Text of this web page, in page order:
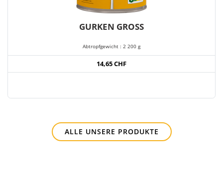
GURKEN GROSS
Abtropfgewicht : 2 200 g
14,65 CHF
ALLE UNSERE PRODUKTE